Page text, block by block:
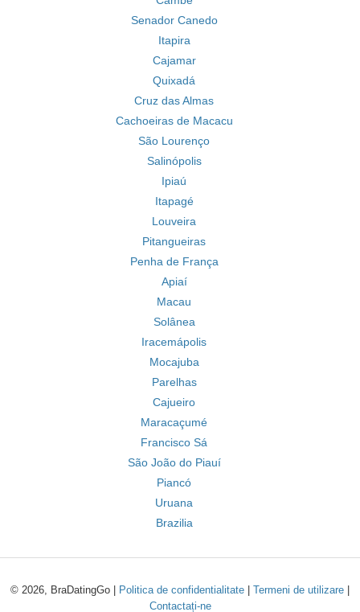
Senador Canedo
Itapira
Cajamar
Quixadá
Cruz das Almas
Cachoeiras de Macacu
São Lourenço
Salinópolis
Ipiaú
Itapagé
Louveira
Pitangueiras
Penha de França
Apiaí
Macau
Solânea
Iracemápolis
Mocajuba
Parelhas
Cajueiro
Maracaçumé
Francisco Sá
São João do Piauí
Piancó
Uruana
Brazilia
© 2026, BraDatingGo | Politica de confidentialitate Termeni de utilizare
Contactați-ne